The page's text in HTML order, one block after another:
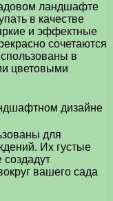
ландшафте
в качестве
и эффектные
сочетаются
в
цветовыми
для
Их густые
вашего сада